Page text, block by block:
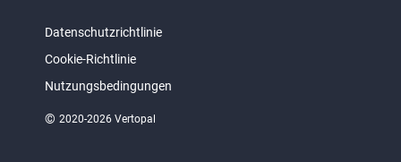
Datenschutzrichtlinie
Cookie-Richtlinie
Nutzungsbedingungen
© 2020-2026 Vertopal